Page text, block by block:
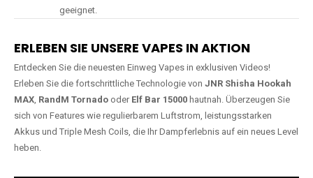
geeignet.
ERLEBEN SIE UNSERE VAPES IN AKTION
Entdecken Sie die neuesten Einweg Vapes in exklusiven Videos!
Erleben Sie die fortschrittliche Technologie von JNR Shisha Hookah
MAX, RandM Tornado oder Elf Bar 15000 hautnah. Überzeugen Sie
sich von Features wie regulierbarem Luftstrom, leistungsstarken
Akkus und Triple Mesh Coils, die Ihr Dampferlebnis auf ein neues Level
heben.